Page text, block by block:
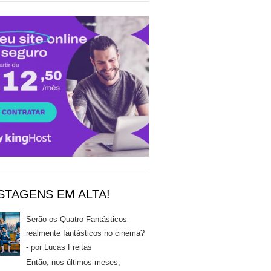
EM ALTA!
Serão os Quatro Fantásticos
realmente fantásticos no cinema?
- por Lucas Freitas
Então, nos últimos meses,